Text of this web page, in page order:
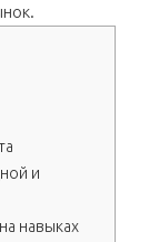
и
навыках